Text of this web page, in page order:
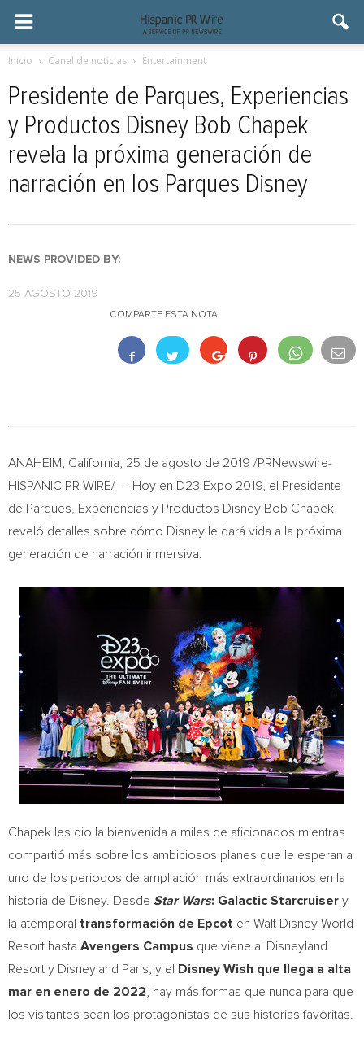
Inicio Canal de noticias Entertainment
Presidente de Parques, Experiencias
y Productos Disney Bob Chapek
revela la próxima generación de
narración en los Parques Disney
NEWS PROVIDED BY:
25 AGOSTO 2019
COMPARTE ESTA NOTA
ANAHEIM, California , 25 de agosto de 2019 /PRNewswire-
HISPANIC PR WIRE/ — Hoy en D23 Expo 2019, el Presidente
de Parques, Experiencias y Productos Disney Bob Chapek
reveló detalles sobre cómo Disney le dará vida a la próxima
generación de narración inmersiva.
Chapek les dio la bienvenida a miles de aficionados mientras
compartió más sobre los ambiciosos planes que le esperan a
uno de los periodos de ampliación más extraordinarios en la
historia de Disney. Desde Star Wars: Galactic Starcruiser y
la atemporal transformación de Epcot en Walt Disney World
Resort hasta Avengers Campus que viene al Disneyland
Resort y Disneyland Paris, y el
Disney Wish que llega a alta
mar en enero de 2022 , hay más formas que nunca para que
los visitantes sean los protagonistas de sus historias favoritas.